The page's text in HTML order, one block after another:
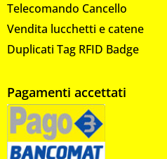
Telecomando Cancello
Vendita lucchetti e catene
Duplicati Tag RFID Badge
Pagamenti accettati